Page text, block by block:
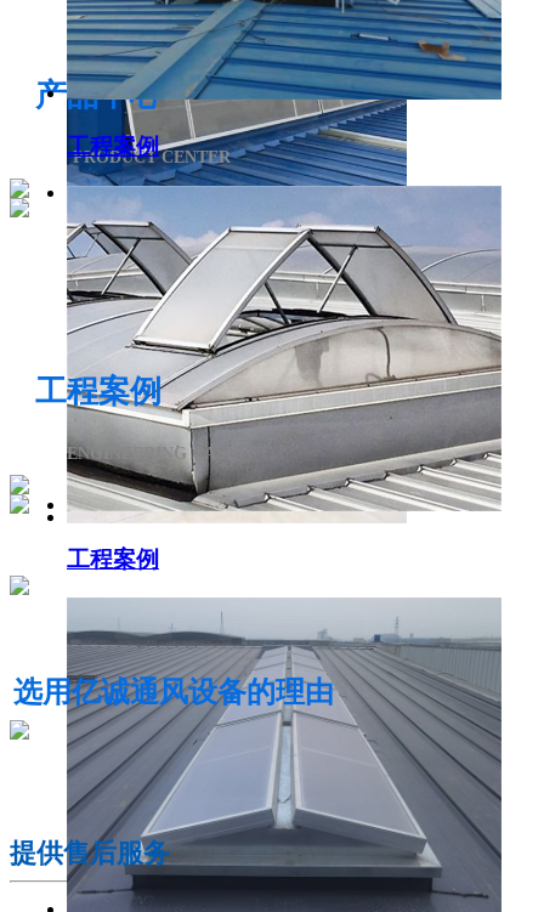
侧开型排烟天窗
电动采光排烟天窗
产品中心
PRODUCT CENTER
工程案例
工程案例
工程案例
ENGINEERING CASE
选用亿诚通风设备的理由
提供售后服务